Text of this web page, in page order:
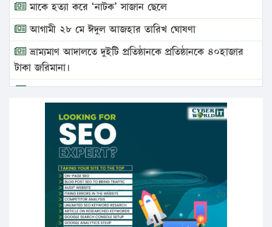
মাকে হত্যা করে ‘নাটক’ সাজান ছেলে
আগামী ২৮ মে ঈদুল আজহার তারিখ ঘোষণা
ভ্রাম্যমাণ আদালতে দুইটি প্রতিষ্ঠানকে প্রতিষ্ঠানকে ৪০হাজার
টাকা জরিমানা।
এবার লঞ্চের ভাড়া বাড়ল
১৭ থেকে ২১ শতাংশ বিদ্যুতের দাম বাড়ানোর প্রস্তাব পিডিবির
১৬ মে চাঁদপুর ও ২৫ মে ফেনী সফরে যাবেন প্রধানমন্ত্রী
উচ্চশিক্ষায় গৌরবময় অর্জন: পূর্ণ স্কলারশিপে যুক্তরাষ্ট্রে
পিএইচডি করছেন কুয়েটের কৃতি…
সারা দেশে বজ্রাঘাতে ১৪ জনের প্রাণহানি
কঠোর হচ্ছে এসএসসি ও এইচএসসি পরীক্ষা